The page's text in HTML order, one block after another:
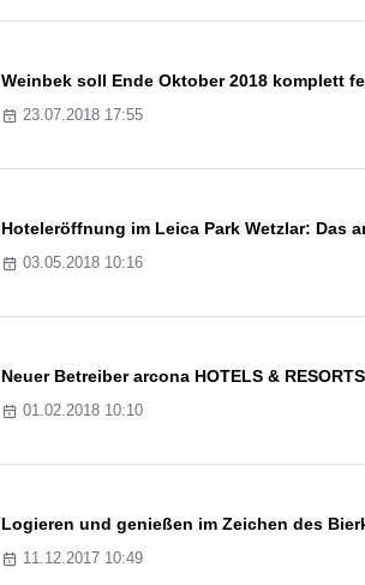
Weinbek soll Ende Oktober 2018 komplett
23.07.2018 17:55
Hoteleröffnung im Leica Park Wetzlar: Das
03.05.2018 10:16
Neuer Betreiber arcona HOTELS &
01.02.2018 10:10
Logieren und genießen im Zeichen des
11.12.2017 10:49